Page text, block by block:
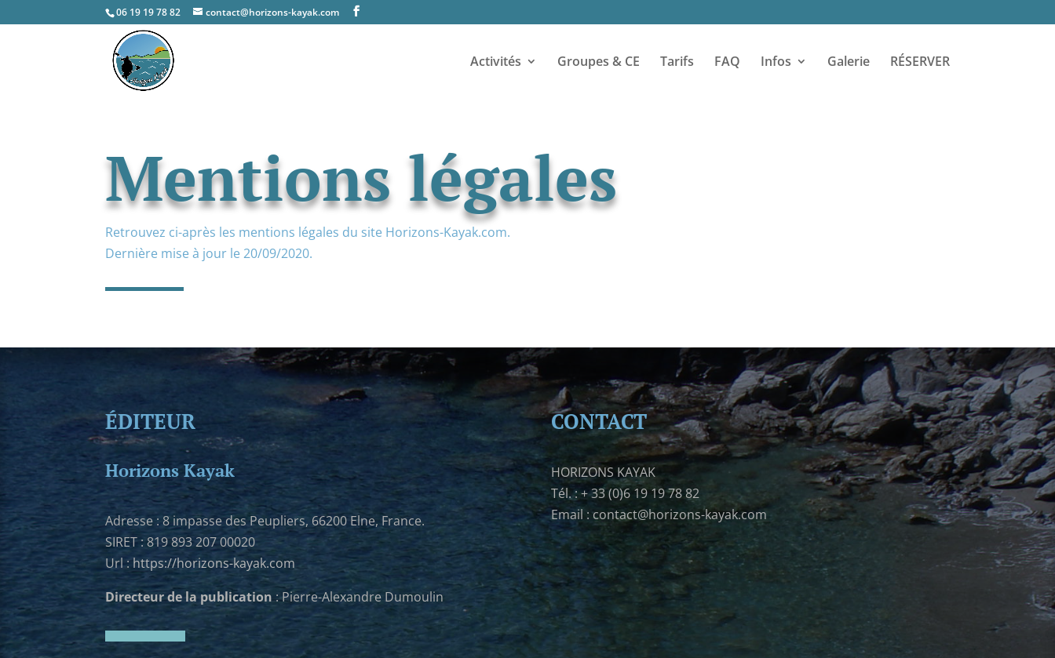
06 19 19 78 82 contact@horizons-kayak.com
Activités Groupes & CE Tarifs FAQ Infos Galerie RÉSERVER
Mentions légales
Retrouvez ci-après les mentions légales du site Horizons-Kayak.com.
Dernière mise à jour le 20/09/2020.
ÉDITEUR
Horizons Kayak
Adresse : 8 impasse des Peupliers, 66200 Elne, France.
SIRET : 819 893 207 00020
Url : https://horizons-kayak.com
Directeur de la publication : Pierre-Alexandre Dumoulin
CONTACT
HORIZONS KAYAK
Tél. : + 33 (0)6 19 19 78 82
Email : contact@horizons-kayak.com